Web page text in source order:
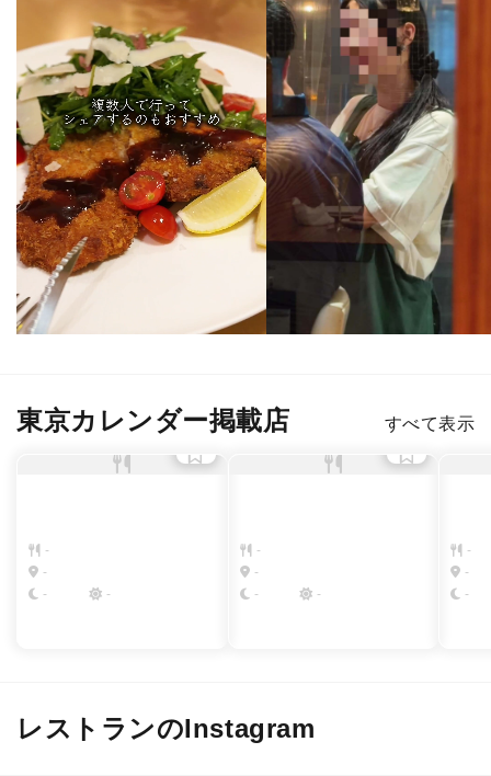
東京カレンダー掲載店 すべて表示
-
-
-
-
-
-
-
-
-
-
-
レストランのInstagram
@ mill_ceppi @ norc.jiyugaoka